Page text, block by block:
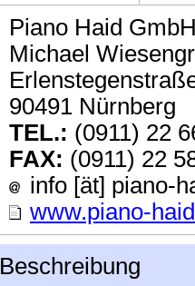
Piano Haid
Michael
90491 Nürnberg
TEL.: (0911) 22
FAX: (0911) 22
info [ät] piano-
www.piano-
Beschreibung